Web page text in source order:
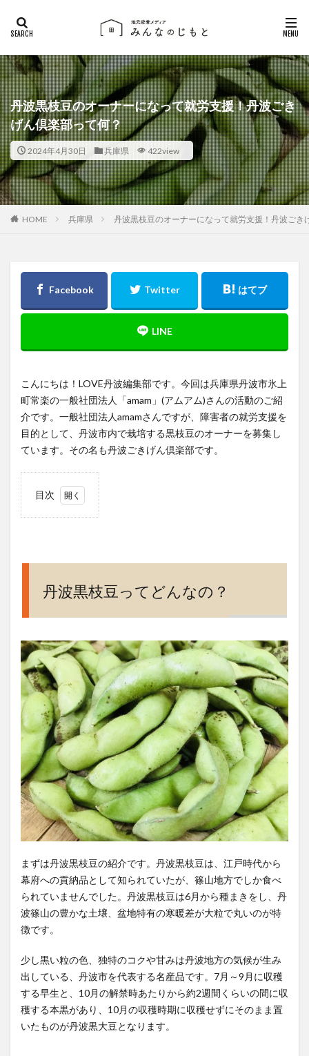
丹波黒枝豆のオーナーになって就労支援！丹波ごき
げん倶楽部って何？
2024年4月30日 兵庫県 422view
HOME 兵庫県 丹波黒枝豆のオーナーになって就労支援！丹波ごき
こんにちは！LOVE丹波編集部です。今回は兵庫県丹波市氷上
町常楽の一般社団法人「amam」(アムアム)さんの活動のご紹
介です。一般社団法人amamさんですが、障害者の就労支援を
目的として、丹波市内で栽培する黒枝豆のオーナーを募集し
ています。その名も丹波ごきげん倶楽部です。
目次
んな
の？
丹波
の黒
枝豆
を通
じて
就労
支援
3
丹波
黒豆
オー
ナー
制度
と
丹波黒枝豆ってどんなの？
まずは丹波黒枝豆の紹介です。丹波黒枝豆は、江戸時代から
幕府への貢納品として知られていたが、篠山地方でしか食べ
られていませんでした。丹波黒枝豆は6月から種まきをし、丹
波篠山の豊かな土壌、盆地特有の寒暖差が大粒で丸いのが特
徴です。
少し黒い粒の色、独特のコクや甘みは丹波地方の気候が生み
出している、丹波市を代表する名産品です。7月～9月に収穫
する早生と、10月の解禁時あたりから約2週間くらいの間に収
穫する本黒があり、10月の収穫時期に収穫せずにそのまま置
いたものが丹波黒大豆となります。